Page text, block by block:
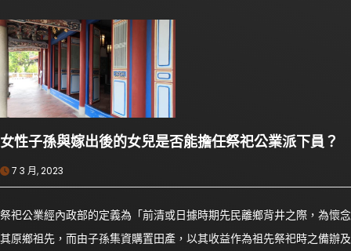
女性子孫與嫁出後的女兒是否能擔任祭祀公業派下員？
7 3 月, 2023
祭祀公業經內政部的定義為「前清或日據時期先民離鄉背井之際，為懷念
其原鄉祖先，而由子孫集資購置田產，以其收益作為祖先祭祀時之備辦及